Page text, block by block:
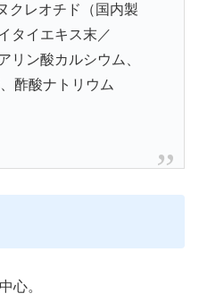
クレオチド（国内製
タイエキス末／
リン酸カルシウム、
酢酸ナトリウム
心。